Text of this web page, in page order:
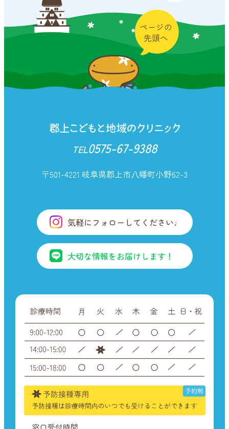
TEL0575-67-9388
〒501-4221 岐阜県郡上市八幡町小野62-3
気軽にフォローしてください♩
大切な情報をお届けします！